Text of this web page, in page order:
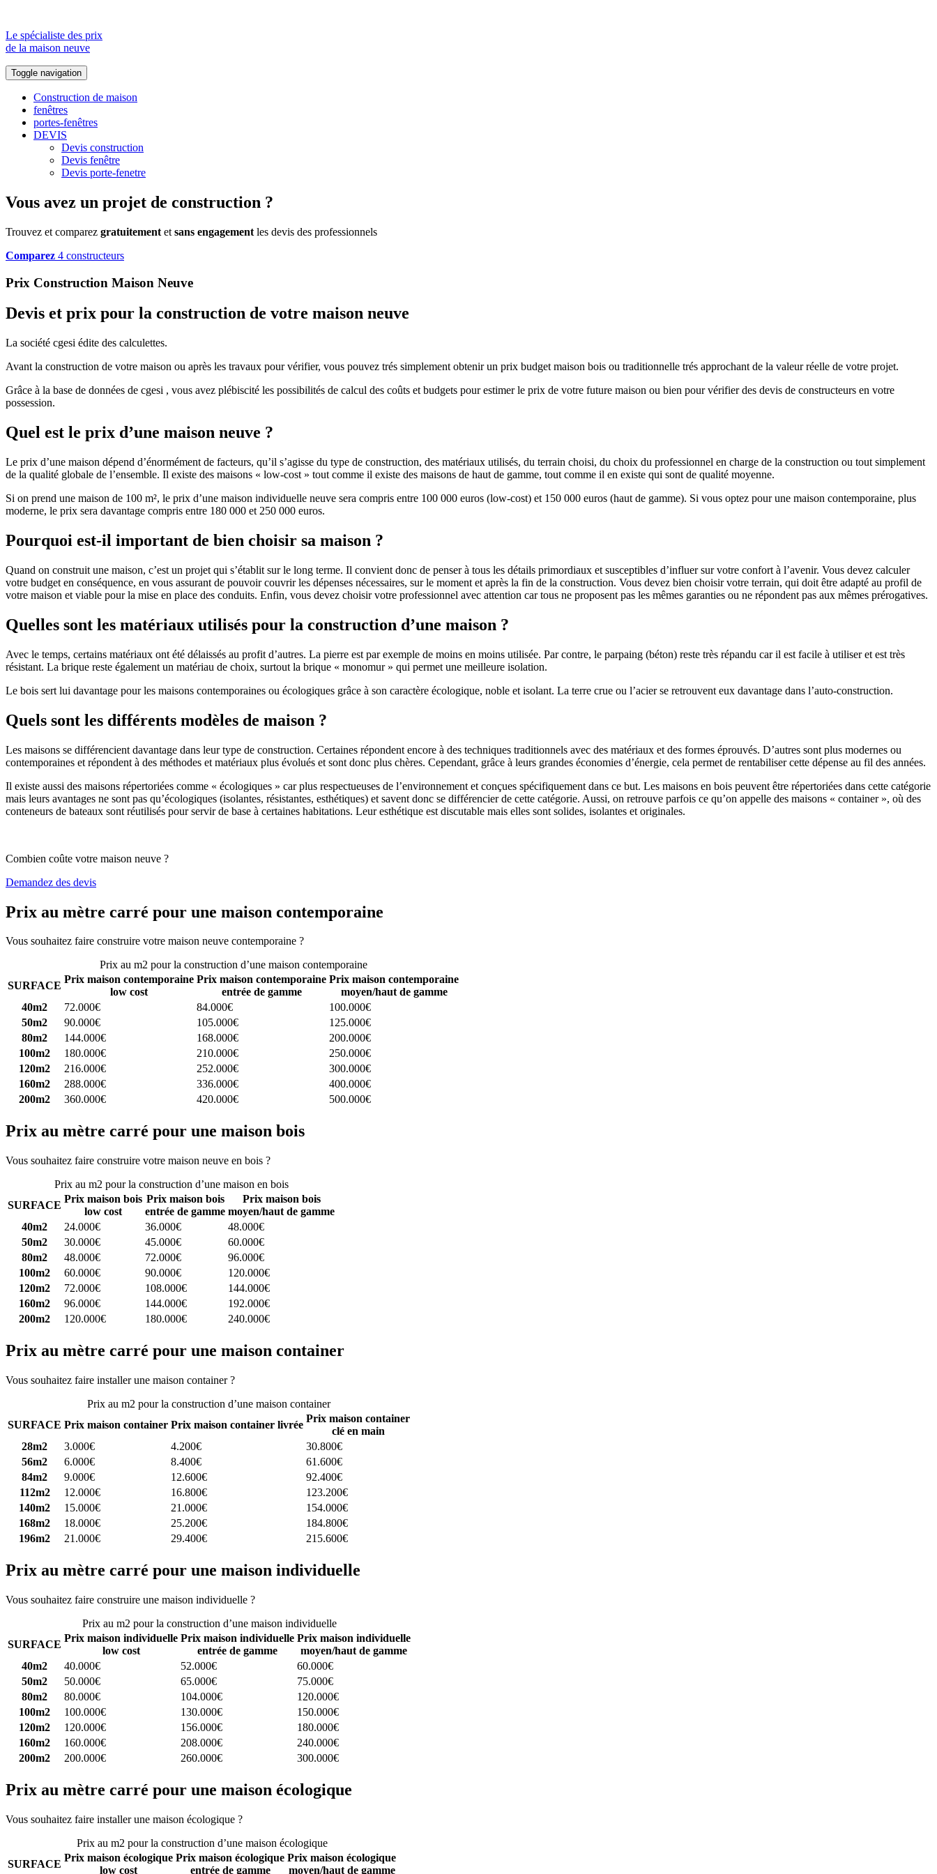
Le spécialiste des prix
de la maison neuve
Toggle navigation
Construction de maison
fenêtres
portes-fenêtres
DEVIS
Devis construction
Devis fenêtre
Devis porte-fenetre
Vous avez un projet de construction ?
Trouvez et comparez gratuitement et sans engagement les devis des professionnels
Comparez 4 constructeurs
Prix Construction Maison Neuve
Devis et prix pour la construction de votre maison neuve
La société cgesi édite des calculettes.
Avant la construction de votre maison ou après les travaux pour vérifier, vous pouvez trés simplement obtenir un prix budget maison bois ou traditionnelle trés approchant de la valeur réelle de votre projet.
Grâce à la base de données de cgesi , vous avez plébiscité les possibilités de calcul des coûts et budgets pour estimer le prix de votre future maison ou bien pour vérifier des devis de constructeurs en votre
possession.
Quel est le prix d’une maison neuve ?
Le prix d’une maison dépend d’énormément de facteurs, qu’il s’agisse du type de construction, des matériaux utilisés, du terrain choisi, du choix du professionnel en charge de la construction ou tout simplement
de la qualité globale de l’ensemble. Il existe des maisons « low-cost » tout comme il existe des maisons de haut de gamme, tout comme il en existe qui sont de qualité moyenne.
Si on prend une maison de 100 m², le prix d’une maison individuelle neuve sera compris entre 100 000 euros (low-cost) et 150 000 euros (haut de gamme). Si vous optez pour une maison contemporaine, plus
moderne, le prix sera davantage compris entre 180 000 et 250 000 euros.
Pourquoi est-il important de bien choisir sa maison ?
Quand on construit une maison, c’est un projet qui s’établit sur le long terme. Il convient donc de penser à tous les détails primordiaux et susceptibles d’influer sur votre confort à l’avenir. Vous devez calculer
votre budget en conséquence, en vous assurant de pouvoir couvrir les dépenses nécessaires, sur le moment et après la fin de la construction. Vous devez bien choisir votre terrain, qui doit être adapté au profil de
votre maison et viable pour la mise en place des conduits. Enfin, vous devez choisir votre professionnel avec attention car tous ne proposent pas les mêmes garanties ou ne répondent pas aux mêmes prérogatives.
Quelles sont les matériaux utilisés pour la construction d’une maison ?
Avec le temps, certains matériaux ont été délaissés au profit d’autres. La pierre est par exemple de moins en moins utilisée. Par contre, le parpaing (béton) reste très répandu car il est facile à utiliser et est très
résistant. La brique reste également un matériau de choix, surtout la brique « monomur » qui permet une meilleure isolation.
Le bois sert lui davantage pour les maisons contemporaines ou écologiques grâce à son caractère écologique, noble et isolant. La terre crue ou l’acier se retrouvent eux davantage dans l’auto-construction.
Quels sont les différents modèles de maison ?
Les maisons se différencient davantage dans leur type de construction. Certaines répondent encore à des techniques traditionnels avec des matériaux et des formes éprouvés. D’autres sont plus modernes ou
contemporaines et répondent à des méthodes et matériaux plus évolués et sont donc plus chères. Cependant, grâce à leurs grandes économies d’énergie, cela permet de rentabiliser cette dépense au fil des années.
Il existe aussi des maisons répertoriées comme « écologiques » car plus respectueuses de l’environnement et conçues spécifiquement dans ce but. Les maisons en bois peuvent être répertoriées dans cette catégorie
mais leurs avantages ne sont pas qu’écologiques (isolantes, résistantes, esthétiques) et savent donc se différencier de cette catégorie. Aussi, on retrouve parfois ce qu’on appelle des maisons « container », où des
conteneurs de bateaux sont réutilisés pour servir de base à certaines habitations. Leur esthétique est discutable mais elles sont solides, isolantes et originales.
Combien coûte votre maison neuve ?
Demandez des devis
Prix au mètre carré pour une maison contemporaine
Vous souhaitez faire construire votre maison neuve contemporaine ?
Prix au m2 pour la construction d’une maison contemporaine
SURFACE
Prix maison contemporaine
low cost
Prix maison contemporaine
entrée de gamme
Prix maison contemporaine
moyen/haut de gamme
40m2
72.000€ 84.000€
100.000€
50m2
90.000€ 105.000€
125.000€
80m2
144.000€ 168.000€
200.000€
100m2
180.000€ 210.000€
250.000€
120m2
216.000€ 252.000€
300.000€
160m2
288.000€ 336.000€
400.000€
200m2
360.000€ 420.000€ 500.000€
Prix au mètre carré pour une maison bois
Vous souhaitez faire construire votre maison neuve en bois ?
Prix au m2 pour la construction d’une maison en bois
SURFACE
Prix maison bois
low cost
Prix maison bois
entrée de gamme
Prix maison bois
moyen/haut de gamme
40m2
24.000€ 36.000€
48.000€
50m2
30.000€ 45.000€
60.000€
80m2
48.000€ 72.000€
96.000€
100m2
60.000€ 90.000€
120.000€
120m2
72.000€ 108.000€
144.000€
160m2
96.000€ 144.000€
192.000€
200m2
120.000€ 180.000€ 240.000€
Prix au mètre carré pour une maison container
Vous souhaitez faire installer une maison container ?
Prix au m2 pour la construction d’une maison container
SURFACE Prix maison container Prix maison container livrée
Prix maison container
clé en main
28m2
3.000€ 4.200€
30.800€
56m2
6.000€ 8.400€
61.600€
84m2
9.000€ 12.600€
92.400€
112m2
12.000€ 16.800€
123.200€
140m2
15.000€ 21.000€
154.000€
168m2
18.000€ 25.200€
184.800€
196m2
21.000€ 29.400€ 215.600€
Prix au mètre carré pour une maison individuelle
Vous souhaitez faire construire une maison individuelle ?
Prix au m2 pour la construction d’une maison individuelle
SURFACE
Prix maison individuelle
low cost
Prix maison individuelle
entrée de gamme
Prix maison individuelle
moyen/haut de gamme
40m2
40.000€ 52.000€
60.000€
50m2
50.000€ 65.000€
75.000€
80m2
80.000€ 104.000€
120.000€
100m2
100.000€ 130.000€
150.000€
120m2
120.000€ 156.000€
180.000€
160m2
160.000€ 208.000€
240.000€
200m2
200.000€ 260.000€ 300.000€
Prix au mètre carré pour une maison écologique
Vous souhaitez faire installer une maison écologique ?
Prix au m2 pour la construction d’une maison écologique
SURFACE
Prix maison écologique
low cost
Prix maison écologique
entrée de gamme
Prix maison écologique
moyen/haut de gamme